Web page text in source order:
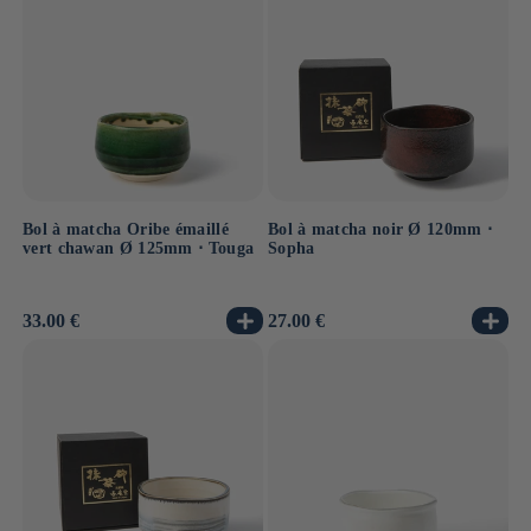
Bol à matcha Oribe émaillé
vert chawan Ø 125mm ⋅ Touga
Prix
33.00 €
Bol à matcha noir Ø 120mm ⋅
Sopha
Prix
27.00 €